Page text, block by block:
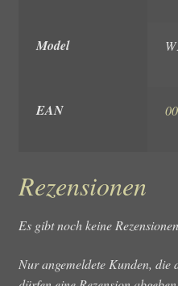
Model
EAN
Rezensionen
Es gibt noch keine
Nur angemeldete Kunden, die